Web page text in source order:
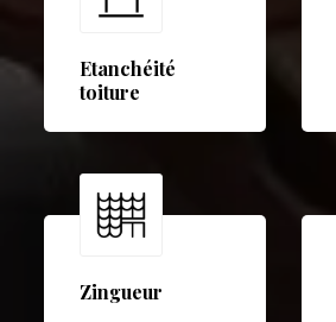
Etanchéité
toiture
Zingueur